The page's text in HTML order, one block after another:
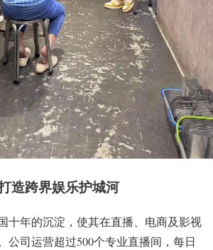
造跨界娱乐护城河
十年的沉淀，使其在直播、电商及影视
公司运营超过500个专业直播间，每日